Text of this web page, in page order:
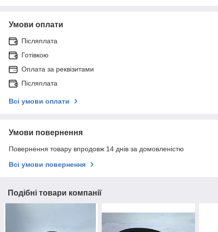
Умови оплати
Післяплата
Готівкою
Оплата за реквізитами
Післяплата
Всі умови оплати
Умови повернення
Повернення товару впродовж 14 днів за домовленістю
Всі умови повернення
Подібні товари компанії